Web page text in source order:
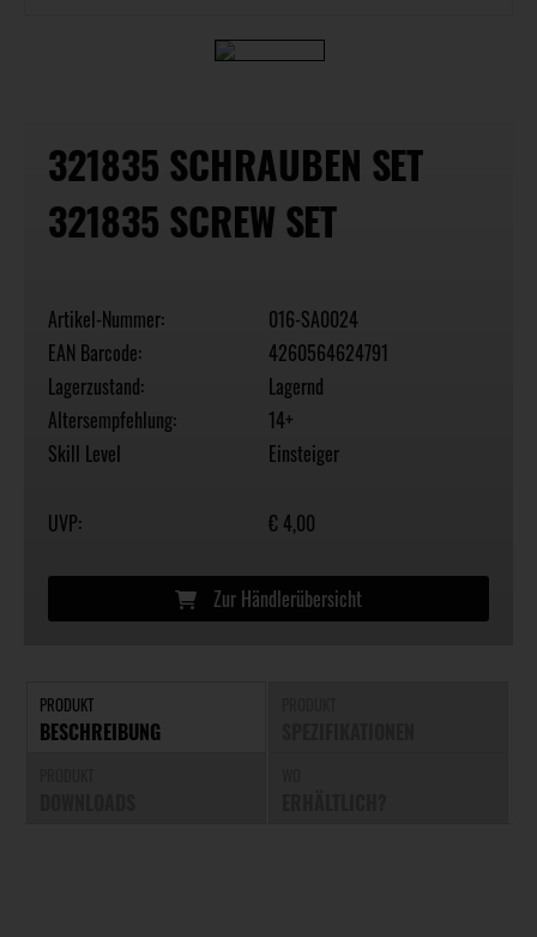
321835 SCHRAUBEN SET
321835 SCREW SET
Artikel-Nummer:
016-SA0024
EAN Barcode:
4260564624791
Lagerzustand:
Lagernd
Altersempfehlung:
14+
Skill Level
Einsteiger
UVP: € 4,00
Zur Händlerübersicht
PRODUKT
BESCHREIBUNG